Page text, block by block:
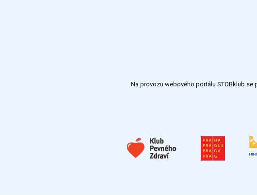
Na provozu webového portálu STOBklub se